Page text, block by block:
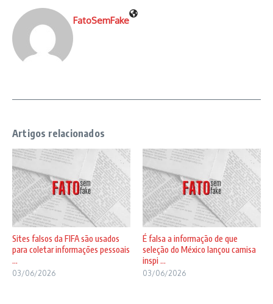
FatoSemFake
Artigos relacionados
Sites falsos da FIFA são usados
para coletar informações pessoais
...
03/06/2026
É falsa a informação de que
seleção do México lançou camisa
inspi ...
03/06/2026